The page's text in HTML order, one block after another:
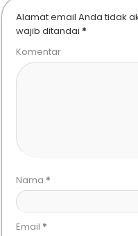
Alamat email Anda tidak
wajib ditandai *
Komentar
Nama *
Email *